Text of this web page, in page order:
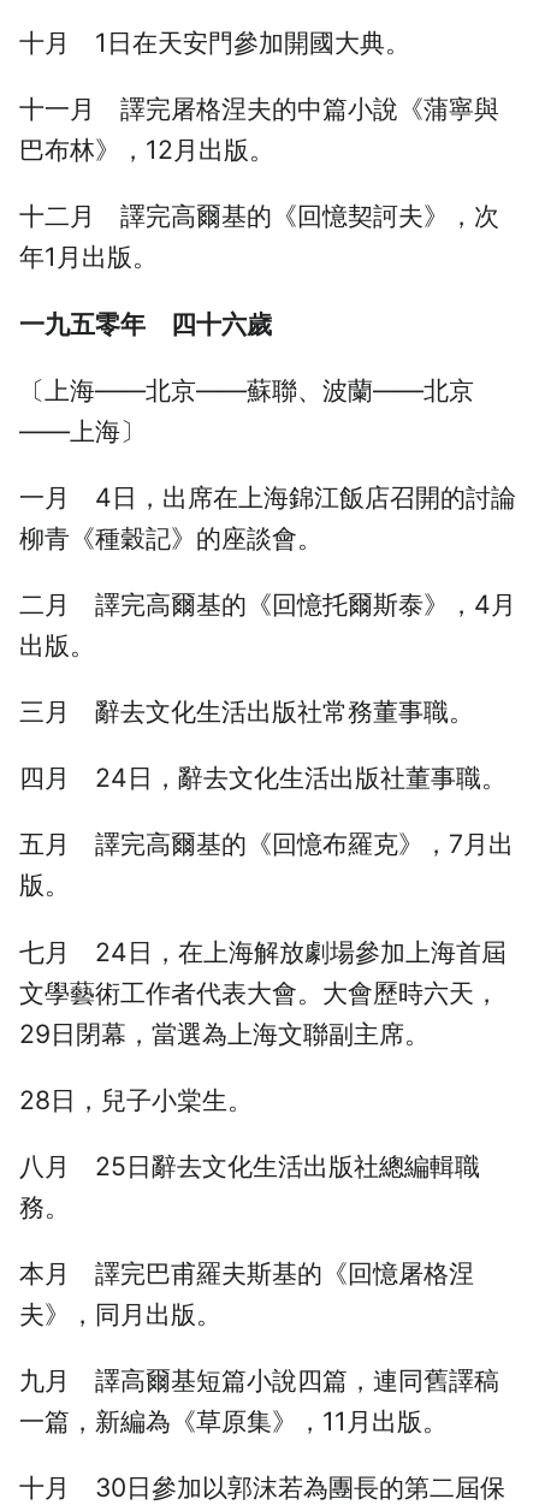
十月 1日在天安門參加開國大典。
十一月 譯完屠格涅夫的中篇小說《蒲寧與
巴布林》，12月出版。
十二月 譯完高爾基的《回憶契訶夫》，次
年1月出版。
一九五零年 四十六歲
〔上海——北京——蘇聯、波蘭——北京
——上海〕
一月 4日，出席在上海錦江飯店召開的討論
柳青《種穀記》的座談會。
二月 譯完高爾基的《回憶托爾斯泰》，4月
出版。
三月 辭去文化生活出版社常務董事職。
四月 24日，辭去文化生活出版社董事職。
五月 譯完高爾基的《回憶布羅克》，7月出
版。
七月 24日，在上海解放劇場參加上海首屆
文學藝術工作者代表大會。大會歷時六天，
29日閉幕，當選為上海文聯副主席。
28日，兒子小棠生。
八月 25日辭去文化生活出版社總編輯職
務。
本月 譯完巴甫羅夫斯基的《回憶屠格涅
夫》，同月出版。
九月 譯高爾基短篇小說四篇，連同舊譯稿
一篇，新編為《草原集》，11月出版。
十月 30日參加以郭沫若為團長的第二屆保